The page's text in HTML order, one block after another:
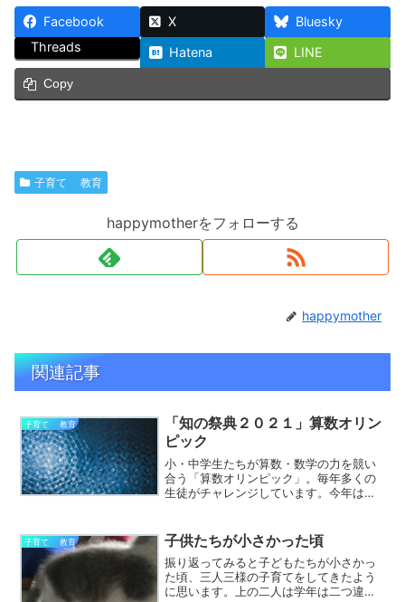
Facebook X
Bluesky
Threads
Hatena LINE
Copy
子育て 教育
happymotherをフォローする
happymother
関連記事
子育て 教育
「知の祭典２０２１」算数オリン
ピック
小・中学生たちが算数・数学の力を競い
合う「算数オリンピック」。毎年多くの
生徒がチャレンジしています。今年は新
数オリンピックは、小学生・中学生が算
数・数学という万国共通の...
子育て 教育 子供たちが小さかった頃
振り返ってみると子どもたちが小さかっ
た頃、三人三様の子育てをしてきたよう
に思います。上の二人は学年は二つ違い